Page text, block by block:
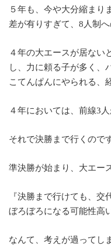
５年も、今や大分縮まり
差が有りすぎて、8人制
４年の大エースが居ない
し、力に頼る子が多く、
こてんぱんにやられる、
４年においては、前線3
それで決勝まで行くので
準決勝が始まり、大エー
『決勝まで行けても、
ぼろぼろになる可能性高
なんて、考えが過ってし